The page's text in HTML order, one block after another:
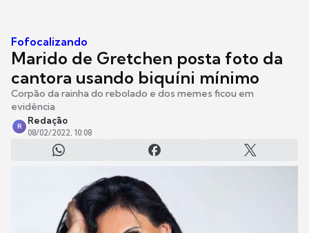
Fofocalizando
Marido de Gretchen posta foto da
cantora usando biquíni mínimo
Corpão da rainha do rebolado e dos memes ficou em
evidência
R
Redação
08/02/2022, 10:08